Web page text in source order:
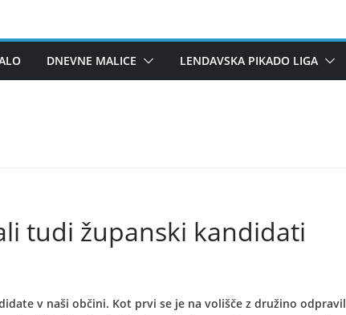
DNEVNE MALICE LENDAVSKA PIKADO LIGA
tudi županski kandidati
v naši občini. Kot prvi se je na volišče z družino odpravil